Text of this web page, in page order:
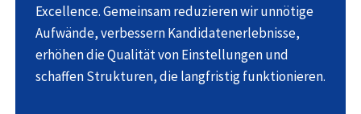
Excellence. Gemeinsam reduzieren wir unnötige
Aufwände, verbessern Kandidatenerlebnisse,
erhöhen die Qualität von Einstellungen und
schaffen Strukturen, die langfristig funktionieren.